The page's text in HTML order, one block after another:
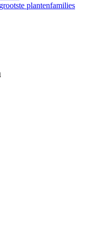
plantenfamilies